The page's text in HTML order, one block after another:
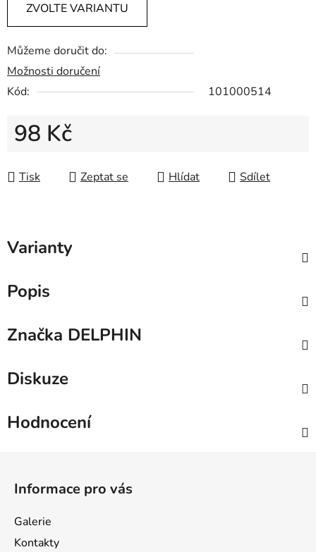
ZVOLTE VARIANTU
Můžeme doručit do:
Možnosti doručení
Kód:
101000514
98 Kč
Tisk
Zeptat se Hlídat Sdílet
Varianty
Popis
Značka DELPHIN
Diskuze
Hodnocení
Informace pro vás
Galerie
Kontakty